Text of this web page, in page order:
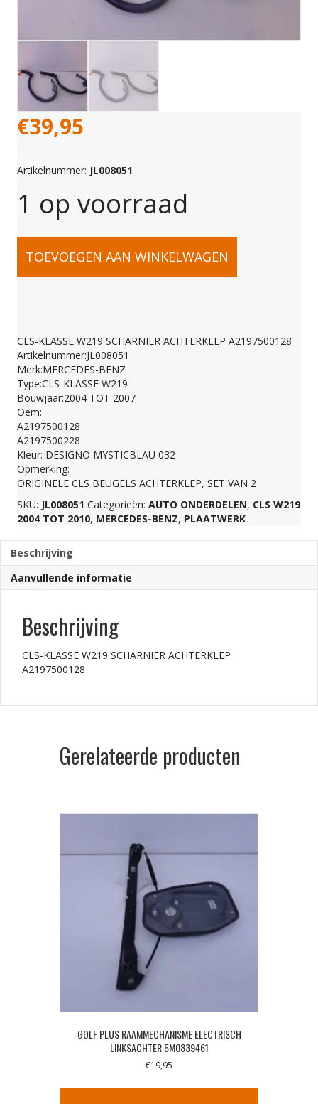
€39,95
Artikelnummer: JL008051
1 op voorraad
CLS-
W219
SCHARNIER
ACHTERKLEP
A2197500128
aantal
TOEVOEGEN AAN WINKELWAGEN
CLS-KLASSE W219 SCHARNIER ACHTERKLEP A2197500128
Artikelnummer:JL008051
Merk:MERCEDES-BENZ
Type:CLS-KLASSE W219
Bouwjaar:2004 TOT 2007
Oem:
A2197500128
A2197500228
Kleur: DESIGNO MYSTICBLAU 032
Opmerking:
ORIGINELE CLS BEUGELS ACHTERKLEP, SET VAN 2
SKU: JL008051 Categorieën: AUTO ONDERDELEN, CLS W219
2004 TOT 2010, MERCEDES-BENZ, PLAATWERK
Beschrijving
Aanvullende informatie
Beschrijving
CLS-KLASSE W219 SCHARNIER ACHTERKLEP
A2197500128
Gerelateerde producten
GOLF PLUS RAAMMECHANISME ELECTRISCH
LINKSACHTER 5M0839461
€19,95